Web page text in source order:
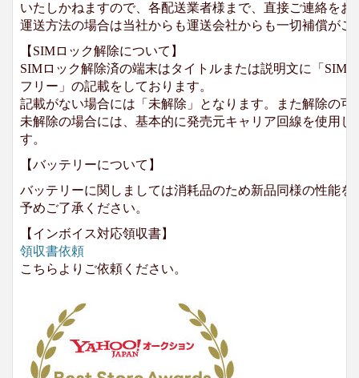
いたしかねますので、各配送業者様まで、直接ご連絡を
運送方法の場合は当社からも運送会社からも一切補償がご
【SIMロック解除について】
SIMロック解除済の端末はタイトルまたは説明文に「SIM
フリー」の記載をしております。
記載がない場合には「未解除」となります。また解除の可
未解除の場合には、基本的に発売元キャリア回線を使用
す。
【バッテリーについて】
バッテリーに関しましては消耗品のため新品同様の性能
予めご了承ください。
【インボイス対応領収書】
領収書依頼
こちらよりご依頼ください。